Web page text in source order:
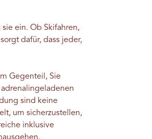
ein. Ob Skifahren,
dafür, dass jeder,
Gegenteil, Sie
sind keine
um sicherzustellen,
inklusive